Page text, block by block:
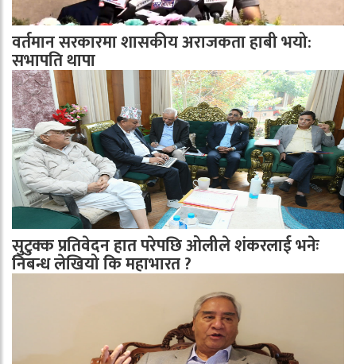
वर्तमान सरकारमा शासकीय अराजकता हाबी भयो:
सभापति थापा
सुटुक्क प्रतिवेदन हात परेपछि ओलीले शंकरलाई भनेः
निबन्ध लेखियो कि महाभारत ?